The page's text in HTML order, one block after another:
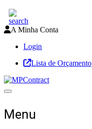
A Minha Conta
Login
Lista de Orçamento
Toggle navigation
Menu